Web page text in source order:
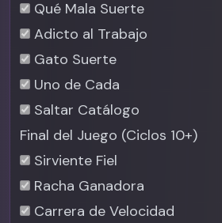
Qué Mala Suerte
Adicto al Trabajo
Gato Suerte
Uno de Cada
Saltar Catálogo
Final del Juego (Ciclos 10+)
Sirviente Fiel
Racha Ganadora
Carrera de Velocidad